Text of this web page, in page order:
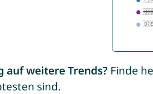
auf weitere Trends? Finde
sind.